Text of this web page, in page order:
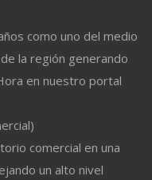
como uno del medio
la región generando
en nuestro portal
comercial en una
un alto nivel